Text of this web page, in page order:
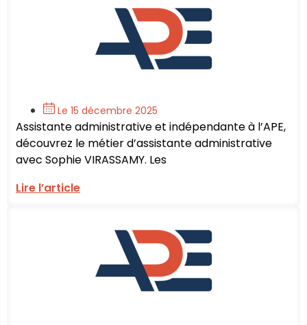
Le 15 décembre 2025
Assistante administrative et indépendante à l’APE,
découvrez le métier d’assistante administrative
avec Sophie VIRASSAMY. Les
Lire l’article